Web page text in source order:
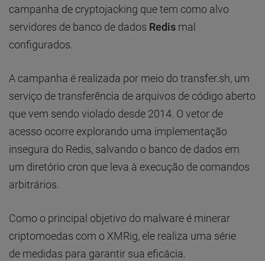
campanha de cryptojacking que tem como alvo
servidores de banco de dados Redis mal
configurados.
A campanha é realizada por meio do transfer.sh, um
serviço de transferência de arquivos de código aberto
que vem sendo violado desde 2014. O vetor de
acesso ocorre explorando uma implementação
insegura do Redis, salvando o banco de dados em
um diretório cron que leva à execução de comandos
arbitrários.
Como o principal objetivo do malware é minerar
criptomoedas com o XMRig, ele realiza uma série
de medidas para garantir sua eficácia.